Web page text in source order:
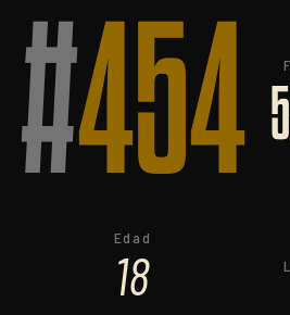
#454
Edad
18